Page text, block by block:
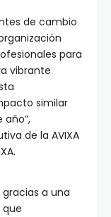
de cambio
para
vibrante
similar
de la AVIXA
a una